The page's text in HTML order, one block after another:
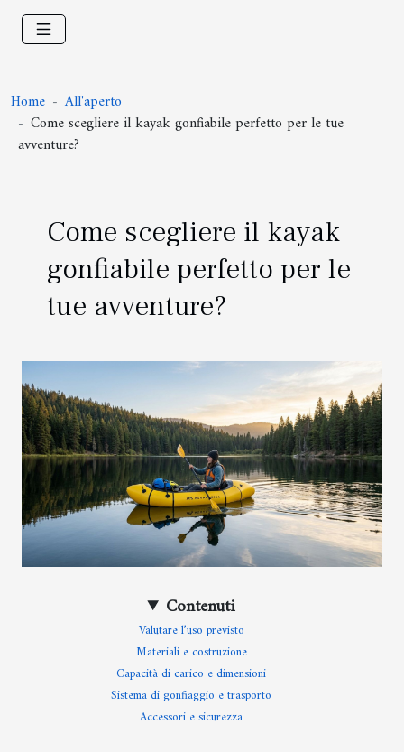
Home
All'aperto
Come scegliere il kayak gonfiabile perfetto per le tue
avventure?
Come scegliere il kayak
gonfiabile perfetto per le
tue avventure?
Contenuti
Valutare l’uso previsto
Materiali e costruzione
Capacità di carico e dimensioni
Sistema di gonfiaggio e trasporto
Accessori e sicurezza